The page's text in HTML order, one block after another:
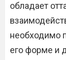
обладает
необходимо
его форме и